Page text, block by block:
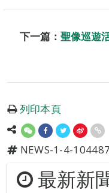
下一篇： 聖像巡遊
列印本頁
NEWS-1-4-
最新新